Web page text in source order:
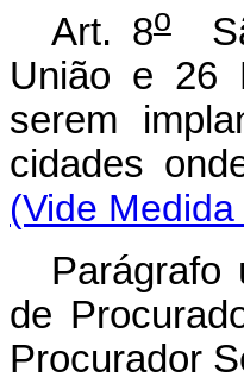
Art. 8o
União e 26
serem
cidades
(Vide
de
Procurador